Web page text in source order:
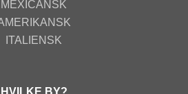
MEXICANSK
ITALIENSK